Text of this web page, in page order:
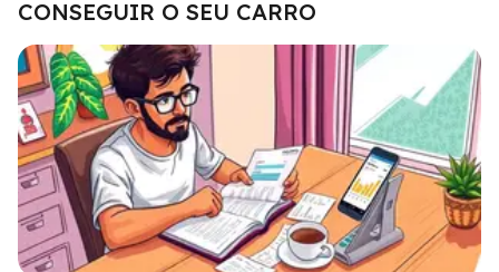
CONSEGUIR O SEU CARRO